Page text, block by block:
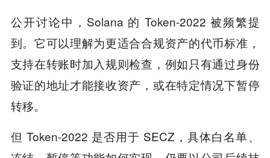
公开讨论中，Solana 的 Token-2022 被频繁提
到。它可以理解为更适合合规资产的代币标准，
支持在转账时加入规则检查，例如只有通过身份
验证的地址才能接收资产，或在特定情况下暂停
转移。
但 Token-2022 是否用于 SECZ，具体白名单、